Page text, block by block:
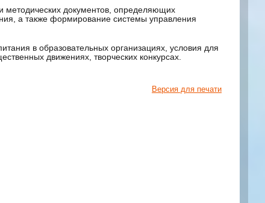
методических документов, определяющих
а также формирование системы управления
в образовательных организациях, условия для
движениях, творческих конкурсах.
Версия для печати